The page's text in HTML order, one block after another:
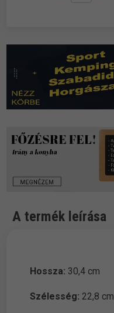
A termék leírása
Hossza: 30,4 cm
Szélesség: 22,8 cm